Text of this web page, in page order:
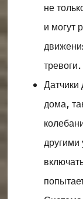
не
и могут
тревоги.
Датчики
дома,
другими